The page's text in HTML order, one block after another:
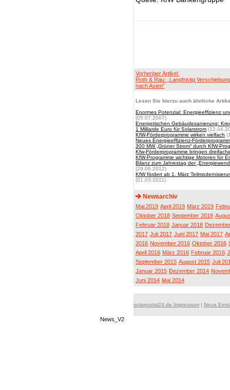
Vorheriger Artikel:
Roth & Rau: „Langfristig
nach Asien“
Lesen Sie hierzu auch ähnliche
Enormes Potenzial: Energieeffizienz
(05.07.2007)
Energetischen Gebäudesanierung:
1 Milliarde Euro für Solarstrom
KfW-Förderprogramme wirken vielfach
Neues Energieeffizienz-
300 MW „Grüner Strom“ durch KfW-
Kfw-Förderprogramme bringen
KfW-Programme wichtige Motoren für
Bilanz zum Jahrestag der
(29.06.2012)
KfW fördert ab 1. März
(01.03.2011)
Newsarchiv
Mai 2019 April 2019 März 2019
Oktober 2018 September 2018
Februar 2018 Januar 2018
2017 Juli 2017 Juni 2017 Mai 2017
2016 November 2016 Oktober 2016
April 2016 März 2016 Februar 2016
September 2015 August 2015 Juli
Januar 2015 Dezember 2014
Juni 2014 Mai 2014
solarportal24.de Impressum | Neue
News_V2